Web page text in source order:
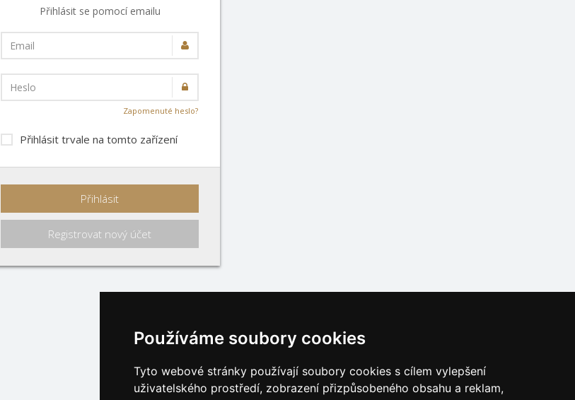
Používáme soubory cookies
Tyto webové stránky používají soubory cookies s cílem vylepšení
uživatelského prostředí, zobrazení přizpůsobeného obsahu a reklam,
Přihlásit se pomocí emailu
Email
Heslo
Zapomenuté heslo?
Přihlásit trvale na tomto zařízení
Přihlásit
Registrovat nový účet